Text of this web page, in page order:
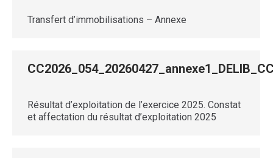
Transfert d’immobilisations – Annexe
Résultat d’exploitation de l’exercice 2025. Constat
et affectation du résultat d’exploitation 2025